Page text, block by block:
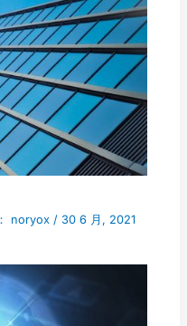
noryox / 30 6 月, 2021